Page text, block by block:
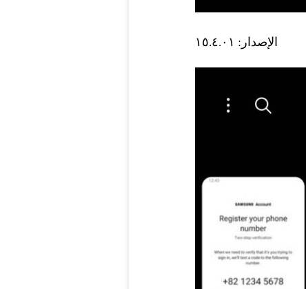
الإصدار: ١٥.٤.٠١